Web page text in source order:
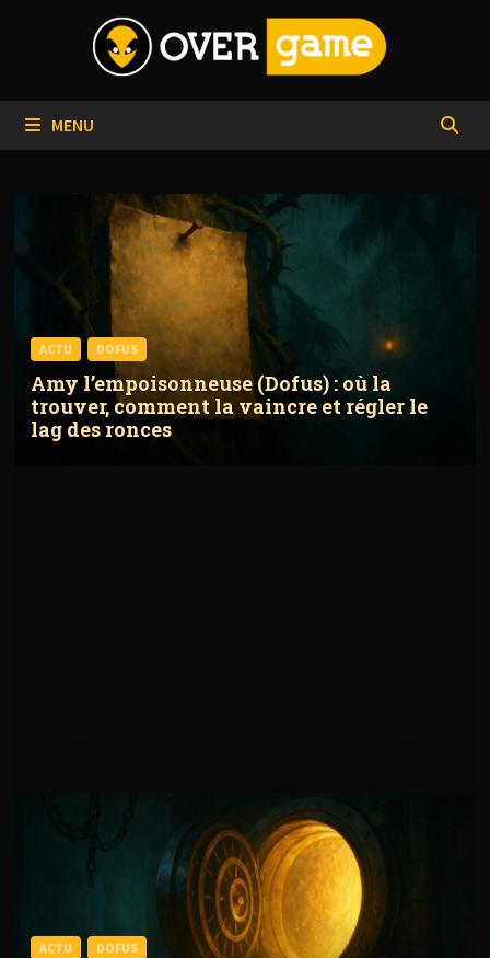
MENU
ACTU DOFUS
Amy l’empoisonneuse (Dofus) : où la
trouver, comment la vaincre et régler le
lag des ronces
ACTU DOFUS